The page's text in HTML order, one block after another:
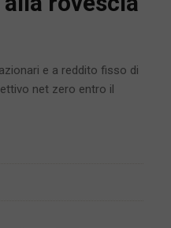
e a reddito fisso di
net zero entro il